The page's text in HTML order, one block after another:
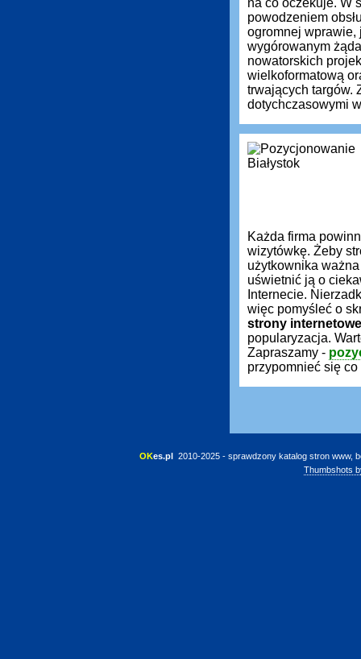
na co oczekuje. W
powodzeniem
ogromnej wprawie,
wygórowanym
nowatorskich
wielkoformatową
trwających targów.
dotychczasowymi
Każda firma
wizytówkę. Żeby
użytkownika
uświetnić ją o
Internecie.
więc pomyśleć o
strony internetowe
popularyzacja.
Zapraszamy -
przypomnieć się
OKes.pl 2010-2025 - sprawdzony katalog stron www,
Thumbshots